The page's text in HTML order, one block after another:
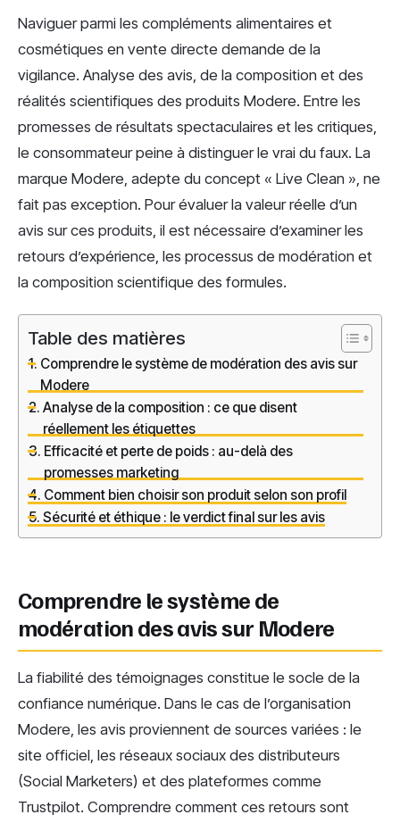
Naviguer parmi les compléments alimentaires et
cosmétiques en vente directe demande de la
vigilance. Analyse des avis, de la composition et des
réalités scientifiques des produits Modere. Entre les
promesses de résultats spectaculaires et les critiques,
le consommateur peine à distinguer le vrai du faux. La
marque Modere, adepte du concept « Live Clean », ne
fait pas exception. Pour évaluer la valeur réelle d’un
avis sur ces produits, il est nécessaire d’examiner les
retours d’expérience, les processus de modération et
la composition scientifique des formules.
Table des matières
Comprendre le système de modération des avis sur
Modere
Analyse de la composition : ce que disent
réellement les étiquettes
Efficacité et perte de poids : au-delà des
promesses marketing
Comment bien choisir son produit selon son profil
Sécurité et éthique : le verdict final sur les avis
Comprendre le système de
modération des avis sur Modere
La fiabilité des témoignages constitue le socle de la
confiance numérique. Dans le cas de l’organisation
Modere, les avis proviennent de sources variées : le
site officiel, les réseaux sociaux des distributeurs
(Social Marketers) et des plateformes comme
Trustpilot. Comprendre comment ces retours sont